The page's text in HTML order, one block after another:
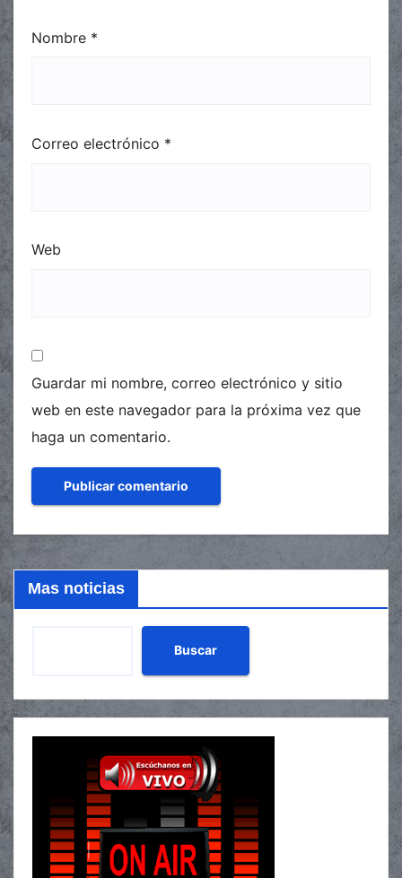
Nombre *
Correo electrónico *
Web
Guardar mi nombre, correo electrónico y sitio
web en este navegador para la próxima vez que
haga un comentario.
Mas noticias
Buscar